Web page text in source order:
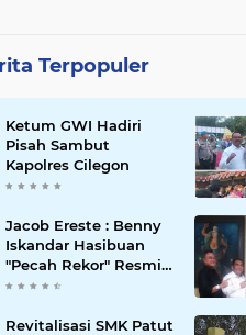
Terpopuler
Ketum GWI Hadiri
Pisah Sambut
Kapolres Cilegon
Jacob Ereste : Benny
Iskandar Hasibuan
"Pecah Rekor" Resmi
menyandang Bintang
Ngejokrok Berpangjat
Revitalisasi SMK Patut